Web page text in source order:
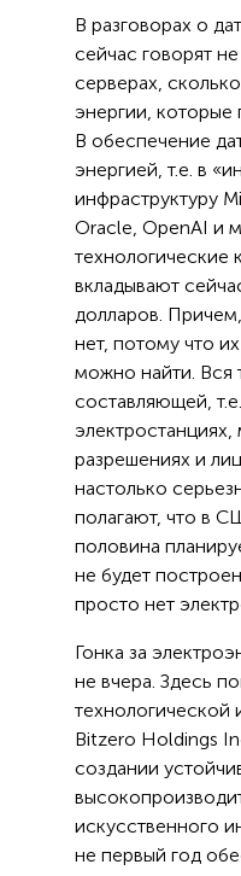
В разговорах о
сейчас говорят
серверах,
энергии, которые
В обеспечение
энергией, т.е. в
инфраструктуру
Oracle, OpenAI и
технологические
вкладывают
долларов.
нет, потому что
можно найти. Вся
составляющей,
разрешениях и
настолько
полагают, что в
половина
не будет
просто нет
Гонка за
не вчера. Здесь
технологической
Bitzero Holdings
создании
искусственного
не первый год